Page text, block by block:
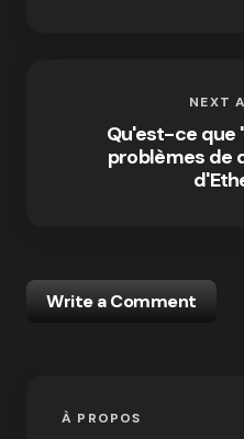
NEXT
Qu'est-ce que
problèmes de
Write a Comment
À PROPOS